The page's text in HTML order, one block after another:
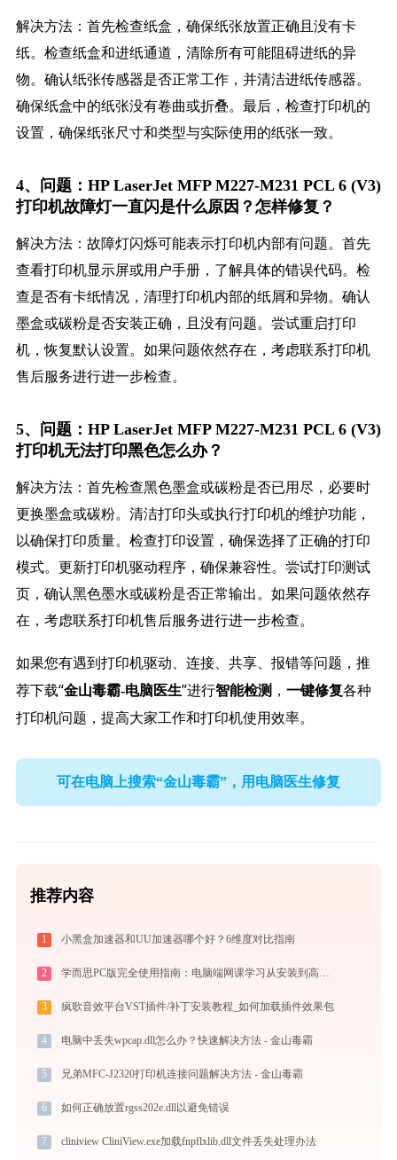
解决方法：首先检查纸盒，确保纸张放置正确且没有卡
纸。检查纸盒和进纸通道，清除所有可能阻碍进纸的异
物。确认纸张传感器是否正常工作，并清洁进纸传感器。
确保纸盒中的纸张没有卷曲或折叠。最后，检查打印机的
设置，确保纸张尺寸和类型与实际使用的纸张一致。
4、问题：HP LaserJet MFP M227-M231 PCL 6 (V3)
打印机故障灯一直闪是什么原因？怎样修复？
解决方法：故障灯闪烁可能表示打印机内部有问题。首先
查看打印机显示屏或用户手册，了解具体的错误代码。检
查是否有卡纸情况，清理打印机内部的纸屑和异物。确认
墨盒或碳粉是否安装正确，且没有问题。尝试重启打印
机，恢复默认设置。如果问题依然存在，考虑联系打印机
售后服务进行进一步检查。
5、问题：HP LaserJet MFP M227-M231 PCL 6 (V3)
打印机无法打印黑色怎么办？
解决方法：首先检查黑色墨盒或碳粉是否已用尽，必要时
更换墨盒或碳粉。清洁打印头或执行打印机的维护功能，
以确保打印质量。检查打印设置，确保选择了正确的打印
模式。更新打印机驱动程序，确保兼容性。尝试打印测试
页，确认黑色墨水或碳粉是否正常输出。如果问题依然存
在，考虑联系打印机售后服务进行进一步检查。
如果您有遇到打印机驱动、连接、共享、报错等问题，推
荐下载“金山毒霸-电脑医生”进行智能检测， 一键修复各种
打印机问题，提高大家工作和打印机使用效率。
可在电脑上搜索“金山毒霸”，用电脑医生修复
推荐内容
1 小黑盒加速器和UU加速器哪个好？6维度对比指南
2 学而思PC版完全使用指南：电脑端网课学习从安装到高效上课（2026最新）
3 疯歌音效平台VST插件/补丁安装教程_如何加载插件效果包
4 电脑中丢失wpcap.dll怎么办？快速解决方法 - 金山毒霸
5 兄弟MFC-J2320打印机连接问题解决方法 - 金山毒霸
6 如何正确放置rgss202e.dll以避免错误
7 cliniview CliniView.exe加载fnpflxlib.dll文件丢失处理办法